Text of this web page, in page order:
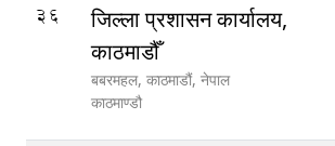
36
जिल्ला प्रशासन कार्यालय,
काठमाडौँ
बबरमहल, काठमाडौं, नेपाल
काठमाण्डौ